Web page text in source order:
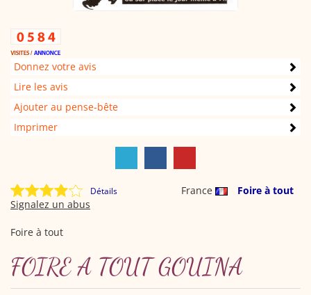
Donnez votre avis
Lire les avis
Ajouter au pense-bête
Imprimer
Détails France
Foire à tout
Signalez un abus
Foire à tout
FOIRE A TOUT GOUINA